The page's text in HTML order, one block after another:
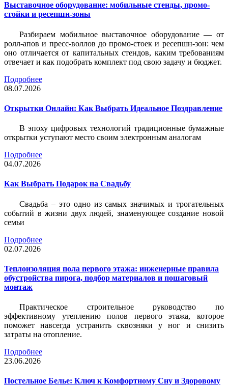
Выставочное оборудование: мобильные стенды, промо-
стойки и ресепшн-зоны
Разбираем мобильное выставочное оборудование — от
ролл-апов и пресс-воллов до промо-стоек и ресепшн-зон: чем
оно отличается от капитальных стендов, каким требованиям
отвечает и как подобрать комплект под свою задачу и бюджет.
Подробнее
08.07.2026
Открытки Онлайн: Как Выбрать Идеальное Поздравление
В эпоху цифровых технологий традиционные бумажные
открытки уступают место своим электронным аналогам
Подробнее
04.07.2026
Как Выбрать Подарок на Свадьбу
Свадьба – это одно из самых значимых и трогательных
событий в жизни двух людей, знаменующее создание новой
семьи
Подробнее
02.07.2026
Теплоизоляция пола первого этажа: инженерные правила
обустройства пирога, подбор материалов и пошаговый
монтаж
Практическое строительное руководство по
эффективному утеплению полов первого этажа, которое
поможет навсегда устранить сквозняки у ног и снизить
затраты на отопление.
Подробнее
23.06.2026
Постельное Белье: Ключ к Комфортному Сну и Здоровому